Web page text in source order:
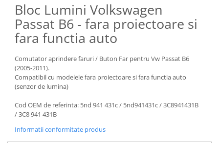
Bloc Lumini Volkswagen
Passat B6 - fara proiectoare si
fara functia auto
Comutator aprindere faruri / Buton Far pentru Vw Passat B6
(2005-2011).
Compatibil cu modelele fara proiectoare si fara functia auto
(senzor de lumina)
Cod OEM de referinta: 5nd 941 431c / 5nd941431c / 3C8941431B
/ 3C8 941 431B
Informatii conformitate produs